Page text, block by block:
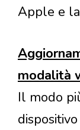
Apple e
modalità
Il modo